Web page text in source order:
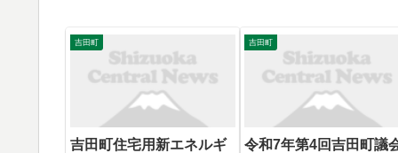
吉田町
吉田町住宅用新エネルギ
吉田町
令和7年第4回吉田町議